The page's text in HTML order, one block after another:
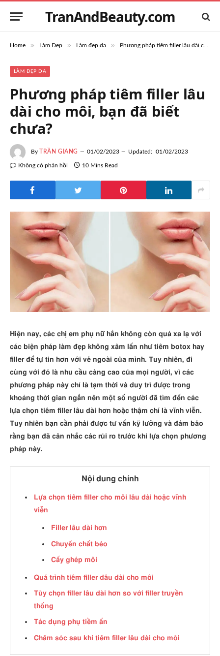
TranAndBeauty.com
Home » Làm Đẹp » Làm đẹp da » Phương pháp tiêm filler lâu dài cho môi, bạn đã biết chưa?
LÀM ĐẸP DA
Phương pháp tiêm filler lâu
dài cho môi, bạn đã biết
chưa?
By TRẦN GIANG 01/02/2023 Updated: 01/02/2023
Không có phản hồi 10 Mins Read
Hiện nay, các chị em phụ nữ hẳn không còn quá xa lạ với
các biện pháp làm đẹp không xâm lấn như tiêm botox hay
filler để tự tin hơn với vẻ ngoài của mình. Tuy nhiên, đi
cùng với đó là nhu cầu càng cao của mọi người, vì các
phương pháp này chỉ là tạm thời và duy trì được trong
khoảng thời gian ngắn nên một số người đã tìm đến các
lựa chọn tiêm filler lâu dài hơn hoặc thậm chí là vĩnh viễn.
Tuy nhiên bạn cần phải được tư vấn kỹ lưỡng và đảm bảo
rằng bạn đã cân nhắc các rủi ro trước khi lựa chọn phương
pháp này.
Nội dung chính
Lựa chọn tiêm filler cho môi lâu dài hoặc vĩnh
viễn
Filler lâu dài hơn
Chuyển chất béo
Cấy ghép môi
Quá trình tiêm filler dâu dài cho môi
Tùy chọn filler lâu dài hơn so với filler truyền
thống
Tác dụng phụ tiềm ẩn
Chăm sóc sau khi tiêm filler lâu dài cho môi